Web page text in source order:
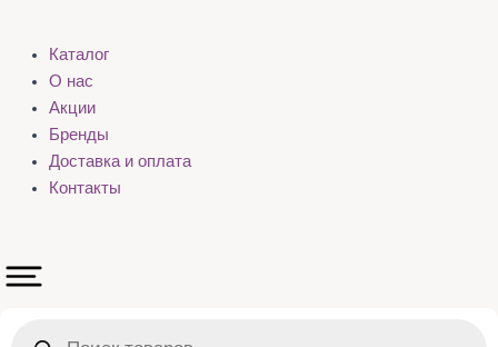
Каталог
О нас
Акции
Бренды
Доставка и оплата
Контакты
товаров